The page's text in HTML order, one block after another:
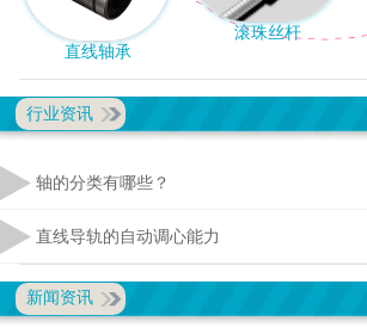
直线轴承
滚珠丝杆
行业资讯
轴的分类有哪些？
直线导轨的自动调心能力
新闻资讯